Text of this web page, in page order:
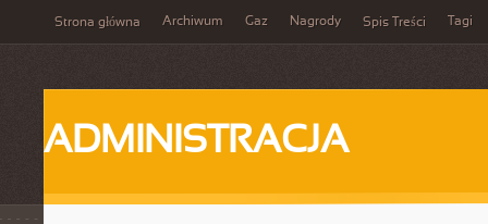
Strona główna Archiwum Gaz Nagrody Spis Treści Tagi
ADMINISTRACJA